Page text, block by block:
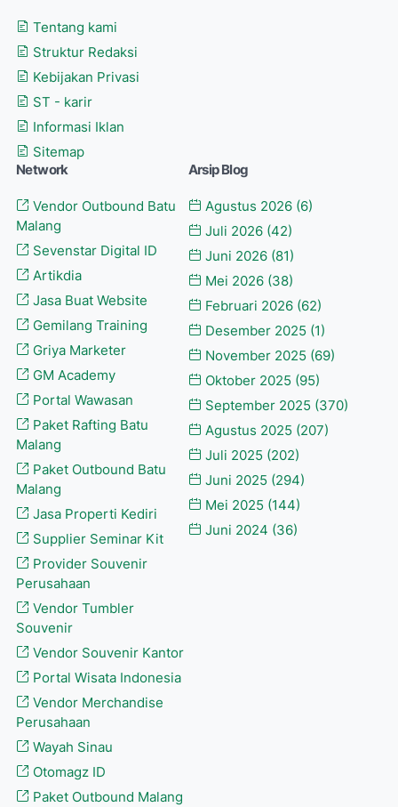
Tentang kami
Struktur Redaksi
Kebijakan Privasi
ST - karir
Informasi Iklan
Sitemap
Network
Vendor Outbound Batu
Malang
Sevenstar Digital ID
Artikdia
Jasa Buat Website
Gemilang Training
Griya Marketer
GM Academy
Portal Wawasan
Paket Rafting Batu
Malang
Paket Outbound Batu
Malang
Jasa Properti Kediri
Supplier Seminar Kit
Provider Souvenir
Perusahaan
Vendor Tumbler
Souvenir
Vendor Souvenir Kantor
Portal Wisata Indonesia
Vendor Merchandise
Perusahaan
Wayah Sinau
Otomagz ID
Paket Outbound Malang
Arsip Blog
Agustus 2026 (6)
Juli 2026 (42)
Juni 2026 (81)
Mei 2026 (38)
Februari 2026 (62)
Desember 2025 (1)
November 2025 (69)
Oktober 2025 (95)
September 2025 (370)
Agustus 2025 (207)
Juli 2025 (202)
Juni 2025 (294)
Mei 2025 (144)
Juni 2024 (36)